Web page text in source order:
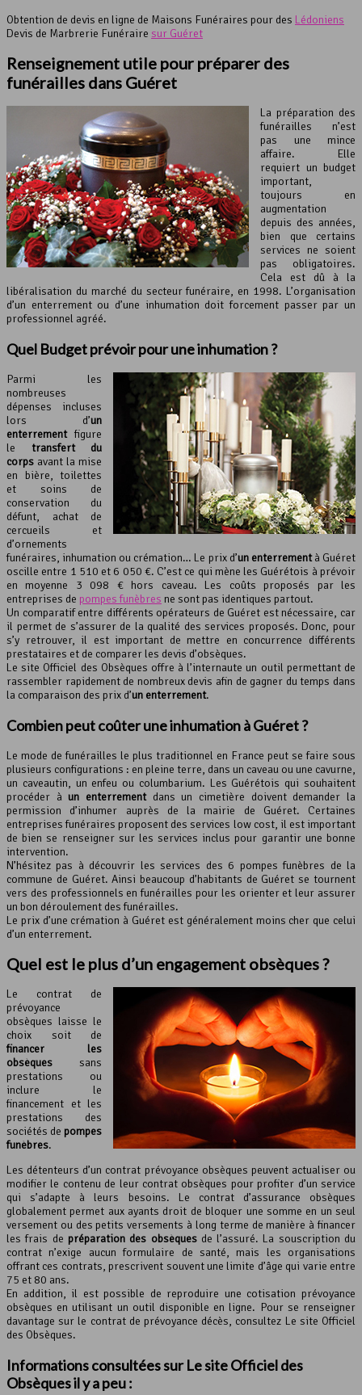
Obtention de devis en ligne de Maisons Funéraires pour des Lédoniens
Devis de Marbrerie Funéraire sur Guéret
Renseignement utile pour préparer des
funérailles dans Guéret
La préparation des
funérailles n’est
pas une mince
affaire. Elle
requiert un budget
important,
toujours en
augmentation
depuis des années,
bien que certains
services ne soient
pas obligatoires.
Cela est dû à la
libéralisation du marché du secteur funéraire, en 1998. L’organisation
d’un enterrement ou d’une inhumation doit forcement passer par un
professionnel agréé.
Quel Budget prévoir pour une inhumation ?
Parmi les
nombreuses
dépenses incluses
lors d’un
enterrementfigure
le transfert du
corps avant la mise
en bière, toilettes
et soins de
conservation du
défunt, achat de
cercueils et
d’ornements
funéraires, inhumation ou crémation… Le prix d’un enterrementà Guéret
oscille entre 1 510 et 6 050 €. C’est ce qui mène les Guérétois à prévoir
en moyenne 3 098 € hors caveau. Les coûts proposés par les
entreprises de pompes funèbres ne sont pas identiques partout.
Un comparatif entre différents opérateurs de Guéret est nécessaire, car
il permet de s’assurer de la qualité des services proposés. Donc, pour
s’y retrouver, il est important de mettre en concurrence différents
prestataires et de comparer les devis d’obsèques.
Le site Officiel des Obsèques offre à l’internaute un outil permettant de
rassembler rapidement de nombreux devis afin de gagner du temps dans
la comparaison des prix d’un enterrement.
Combien peut coûter une inhumation à Guéret ?
Le mode de funérailles le plus traditionnel en France peut se faire sous
plusieurs configurations : en pleine terre, dans un caveau ou une cavurne,
un caveautin, un enfeu ou columbarium. Les Guérétois qui souhaitent
procéder àun enterrementdans un cimetière doivent demander la
permission d’inhumer auprès de la mairie de Guéret. Certaines
entreprises funéraires proposent des services low cost, il est important
de bien se renseigner sur les services inclus pour garantir une bonne
intervention.
N’hésitez pas à découvrir les services des 6 pompes funèbres de la
commune de Guéret. Ainsi beaucoup d’habitants de Guéret se tournent
vers des professionnels en funérailles pour les orienter et leur assurer
un bon déroulement des funérailles.
Le prix d’une crémation à Guéret est généralement moins cher que celui
d’un enterrement.
Quel est le plus d’un engagement obsèques ?
Le contrat de
prévoyance
obsèques laisse le
choix soit de
financer les
obsèques sans
prestations ou
inclure le
financement et les
prestations des
sociétés de pompes
funèbres.
Les détenteurs d’un contrat prévoyance obsèques peuvent actualiser ou
modifier le contenu de leur contrat obsèques pour profiter d’un service
qui s’adapte à leurs besoins. Le contrat d’assurance obsèques
globalement permet aux ayants droit de bloquer une somme en un seul
versement ou des petits versements à long terme de manière à financer
les frais de préparation des obsèquesde l’assuré. La souscription du
contrat n’exige aucun formulaire de santé, mais les organisations
offrant ces contrats, prescrivent souvent une limite d’âge qui varie entre
75 et 80 ans.
En addition, il est possible de reproduire une cotisation prévoyance
obsèques en utilisant un outil disponible en ligne. Pour se renseigner
davantage sur le contrat de prévoyance décès, consultez Le site Officiel
des Obsèques.
Informations consultées sur Le site Officiel des
Obsèques il y a peu :